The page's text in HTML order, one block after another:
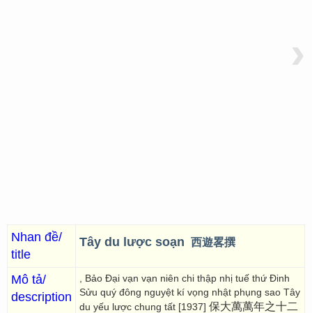
›
Nhan đề/
title
Tây du lược soạn 西遊畧撰
Mô tả/
description
, Bảo Đại vạn vạn niên chi thập nhị tuế thứ Đinh
Sửu quý đông nguyệt kí vọng nhật phụng sao Tây
du yếu lược chung tất [1937] 保大萬萬年之十二